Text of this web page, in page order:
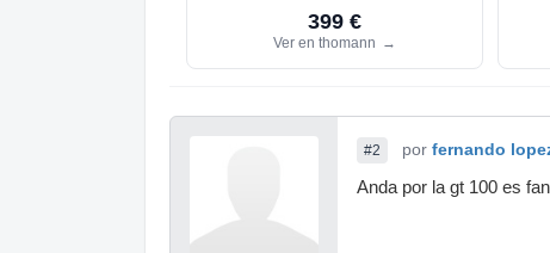
399 €
Ver en thomann →
#2 por fernando
Anda por la gt 100 es